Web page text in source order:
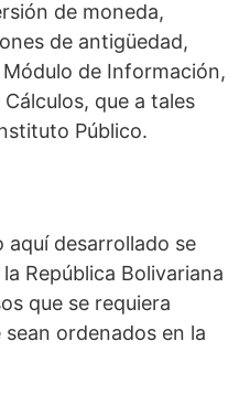
de moneda,
de antigüedad,
de Información,
que a tales
Público.
aquí desarrollado se
República Bolivariana
que se requiera
ordenados en la